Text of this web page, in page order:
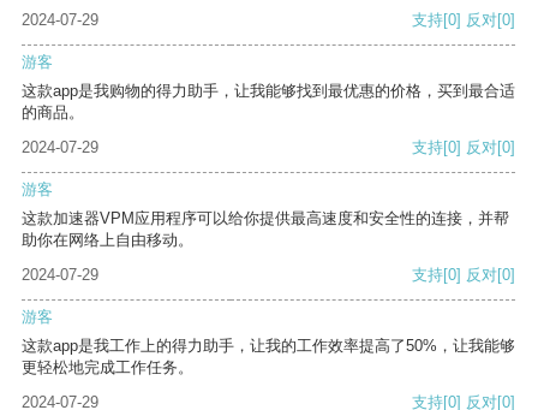
2024-07-29
支持[0] 反对[0]
游客
这款app是我购物的得力助手，让我能够找到最优惠的价格，买到最合适
的商品。
2024-07-29
支持[0] 反对[0]
游客
这款加速器VPM应用程序可以给你提供最高速度和安全性的连接，并帮
助你在网络上自由移动。
2024-07-29
支持[0] 反对[0]
游客
这款app是我工作上的得力助手，让我的工作效率提高了50%，让我能够
更轻松地完成工作任务。
2024-07-29
支持[0] 反对[0]